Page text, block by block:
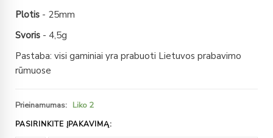
Plotis - 25mm
Svoris - 4,5g
Pastaba: visi gaminiai yra prabuoti Lietuvos prabavimo
rūmuose
Prieinamumas: Liko 2
PASIRINKITE ĮPAKAVIMĄ: